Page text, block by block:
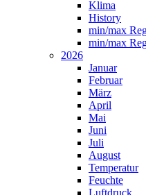
Klima
History
min/max
min/max
2026
Januar
Februar
März
April
Mai
Juni
Juli
August
Temperatur
Feuchte
Luftdruck